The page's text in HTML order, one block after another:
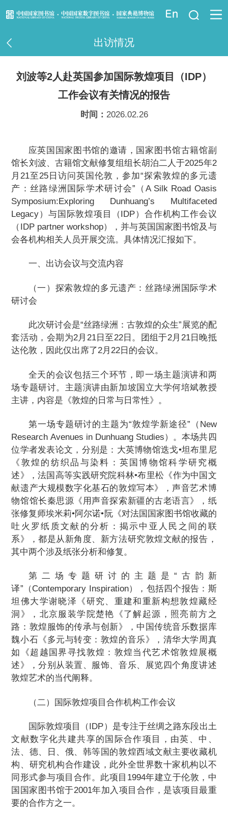
资讯信息
读者指南
法律馆
少儿馆
重点项目
国家图书馆基金会
关于国图
支持我们
联系我们
相关链接
出访情况
刘波等2人赴英国参加国际敦煌项目（IDP）
工作会议有关情况的报告
时间： 2026.02.26
应英国国家图书馆的邀请，国家图书馆古籍馆副
馆长刘波、古籍馆文献修复组组长胡泊二人于2025年2
月21至25日访问英国伦敦，参加“探索敦煌的多元遗
产：丝路绿洲国际学术研讨会”（A Silk Road Oasis
Symposium:Exploring Dunhuang’s Multifaceted
Legacy）与国际敦煌项目（IDP）合作机构工作会议
（IDP partner workshop），并与英国国家图书馆及与
会各机构相关人员开展交流。具体情况汇报如下。
一、出访会议与交流内容
（一）探索敦煌的多元遗产：丝路绿洲国际学术
研讨会
此次研讨会是“丝路绿洲：古敦煌的众生”展览的配
套活动，会期为2月21日至22日。团组于2月21日晚抵
达伦敦，因此仅出席了2月22日的会议。
全天的会议包括三个环节，即一场主题演讲和两
场专题研讨。主题演讲由新加坡国立大学何培斌教授
主讲，内容是《敦煌的日常与日常性》。
第一场专题研讨的主题为“敦煌学新途径”（New
Research Avenues in Dunhuang Studies）。本场共四
位学者发表论文，分别是：大英博物馆迭戈•坦布里尼
《敦煌的纺织品与染料：英国博物馆科学研究概
述》，法国高等实践研究院科林•布里松《作为中国文
献遗产大规模数字化基石的敦煌写本》，声音艺术博
物馆馆长秦思源《用声音探索新疆的古老语言》，纸
张修复师埃米莉•阿尔诺•阮《对法国国家图书馆收藏的
吐火罗纸质文献的分析：揭示中亚人民之间的联
系》，都是从新角度、新方法研究敦煌文献的报告，
其中两个涉及纸张分析和修复。
第二场专题研讨的主题是“古韵新
译”（Contemporary Inspiration），包括四个报告：斯
坦佛大学谢晓泽《研究、重建和重新构想敦煌藏经
洞》，北京服装学院楚艳《了解起源，照亮前方之
路：敦煌服饰的传承与创新》，中国传统音乐数据库
魏小石《多元与转变：敦煌的音乐》，清华大学周真
如《超越国界寻找敦煌：敦煌当代艺术馆敦煌展概
述》，分别从装置、服饰、音乐、展览四个角度讲述
敦煌艺术的当代阐释。
（二）国际敦煌项目合作机构工作会议
国际敦煌项目（IDP）是专注于丝绸之路东段出土
文献数字化共建共享的国际合作项目，由英、中、
法、德、日、俄、韩等国的敦煌西域文献主要收藏机
构、研究机构合作建设，此外全世界数十家机构以不
同形式参与项目合作。此项目1994年建立于伦敦，中
国国家图书馆于2001年加入项目合作，是该项目最重
要的合作方之一。